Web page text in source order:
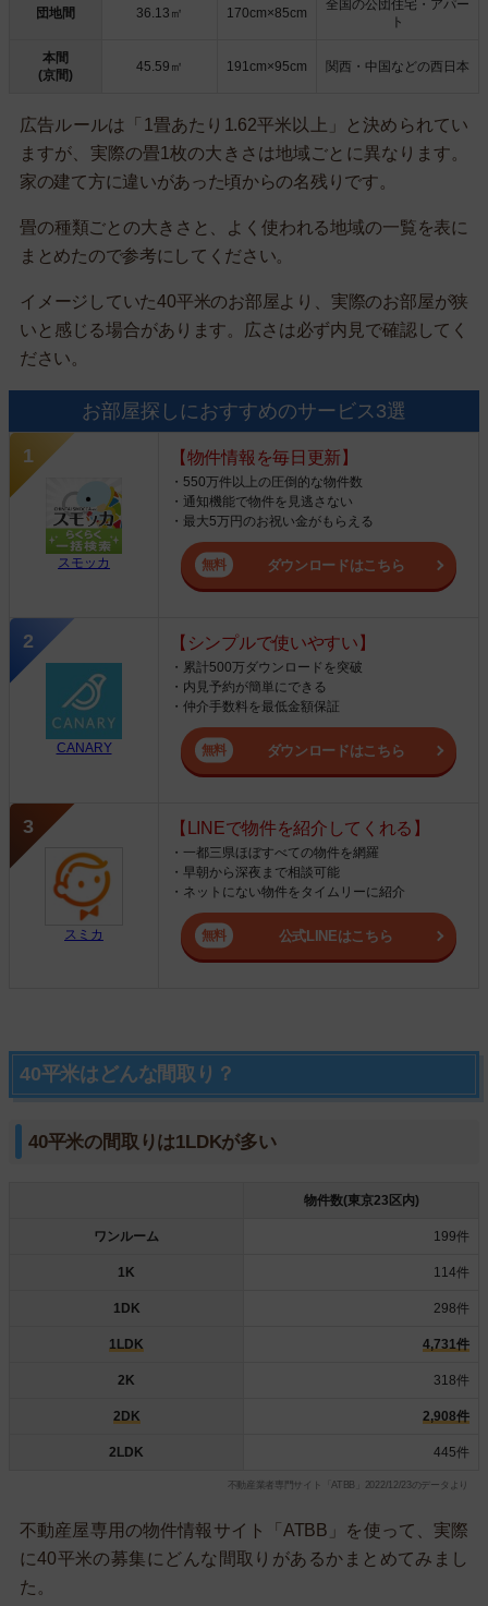
団地間 36.13㎡ 170cm×85cm
全国の公団住宅・アパー
ト
本間
(京間)
45.59㎡ 191cm×95cm 関西・中国などの西日本
広告ルールは「1畳あたり1.62平米以上」と決められてい
ますが、実際の畳1枚の大きさは地域ごとに異なります。
家の建て方に違いがあった頃からの名残りです。
畳の種類ごとの大きさと、よく使われる地域の一覧を表に
まとめたので参考にしてください。
イメージしていた40平米のお部屋より、実際のお部屋が狭
いと感じる場合があります。広さは必ず内見で確認してく
ださい。
お部屋探しにおすすめのサービス3選
スモッカ
【物件情報を毎日更新】
・550万件以上の圧倒的な物件数
・通知機能で物件を見逃さない
・最大5万円のお祝い金がもらえる
ダウンロードはこちら
CANARY
【シンプルで使いやすい】
・累計500万ダウンロードを突破
・内見予約が簡単にできる
・仲介手数料を最低金額保証
ダウンロードはこちら
スミカ
【LINEで物件を紹介してくれる】
・一都三県ほぼすべての物件を網羅
・早朝から深夜まで相談可能
・ネットにない物件をタイムリーに紹介
公式LINEはこちら
40平米はどんな間取り？
40平米の間取りは1LDKが多い
物件数(東京23区内)
ワンルーム 199件
1K 114件
1DK 298件
1LDK 4,731件
2K 318件
2DK 2,908件
2LDK 445件
不動産業者専門サイト「ATBB」2022/12/23のデータより
不動産屋専用の物件情報サイト「ATBB」を使って、実際
に40平米の募集にどんな間取りがあるかまとめてみまし
た。